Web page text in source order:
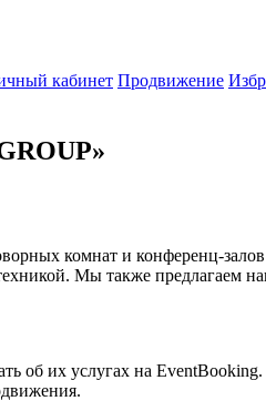
кабинет Продвижение
комнат и конференц-
Мы также предлагаем
об их услугах на EventBooking.